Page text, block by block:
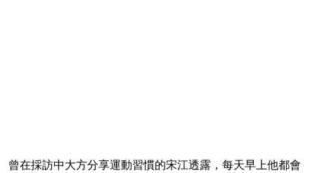
曾在採訪中大方分享運動習慣的宋江透露，每天早上他都會